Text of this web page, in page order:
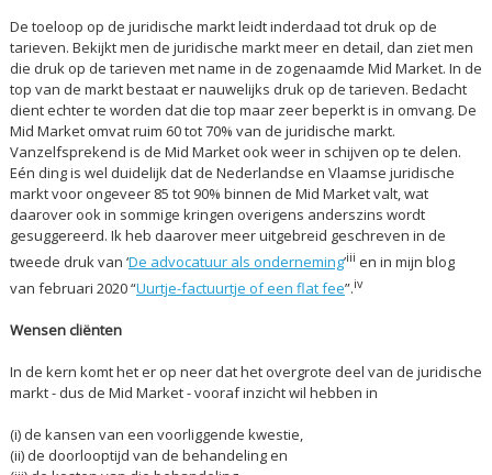
De toeloop op de juridische markt leidt inderdaad tot druk op de
tarieven. Bekijkt men de juridische markt meer en detail, dan ziet men
die druk op de tarieven met name in de zogenaamde Mid Market. In de
top van de markt bestaat er nauwelijks druk op de tarieven. Bedacht
dient echter te worden dat die top maar zeer beperkt is in omvang. De
Mid Market omvat ruim 60 tot 70% van de juridische markt.
Vanzelfsprekend is de Mid Market ook weer in schijven op te delen.
Eén ding is wel duidelijk dat de Nederlandse en Vlaamse juridische
markt voor ongeveer 85 tot 90% binnen de Mid Market valt, wat
daarover ook in sommige kringen overigens anderszins wordt
gesuggereerd. Ik heb daarover meer uitgebreid geschreven in de
tweede druk van ‘De advocatuur als onderneming’iii en in mijn blog
van februari 2020 “Uurtje-factuurtje of een flat fee”.iv
Wensen cliënten
In de kern komt het er op neer dat het overgrote deel van de juridische
markt - dus de Mid Market - vooraf inzicht wil hebben in
(i) de kansen van een voorliggende kwestie,
(ii) de doorlooptijd van de behandeling en